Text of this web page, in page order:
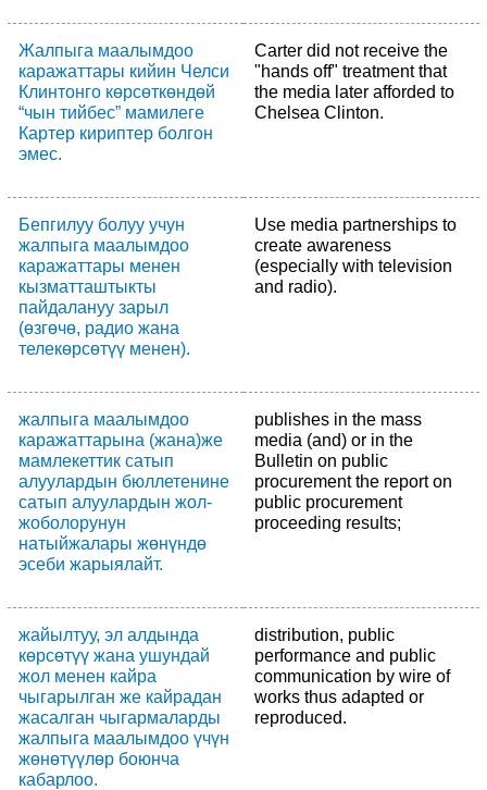
Жалпыга маалымдоо
каражаттары кийин Челси
Клинтонго көрсөткөндөй
“чын тийбес” мамилеге
Картер кириптер болгон
эмес.
Carter did not receive the
"hands off" treatment that
the media later afforded to
Chelsea Clinton.
Бепгилуу болуу учун
жалпыга маалымдоо
каражаттары менен
кызматташтыкты
пайдалануу зарыл
(өзгөчө, радио жана
телекөрсөтүү менен).
Use media partnerships to
create awareness
(especially with television
and radio).
жалпыга маалымдоо
каражаттарына (жана)же
мамлекеттик сатып
алуулардын бюллетенине
сатып алуулардын жол-
жоболорунун
натыйжалары жөнүндө
эсеби жарыялайт.
publishes in the mass
media (and) or in the
Bulletin on public
procurement the report on
public procurement
proceeding results;
жайылтуу, эл алдында
көрсөтүү жана ушундай
жол менен кайра
чыгарылган же кайрадан
жасалган чыгармаларды
жалпыга маалымдоо үчүн
жөнөтүүлөр боюнча
кабарлоо.
distribution, public
performance and public
communication by wire of
works thus adapted or
reproduced.